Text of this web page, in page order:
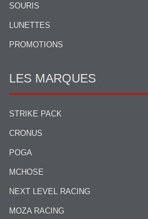
SOURIS
LUNETTES
PROMOTIONS
LES MARQUES
STRIKE PACK
CRONUS
POGA
MCHOSE
NEXT LEVEL RACING
MOZA RACING